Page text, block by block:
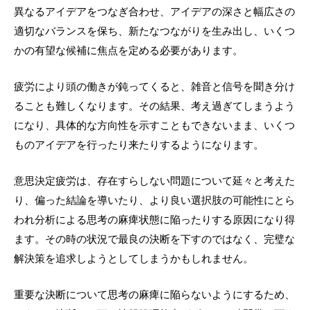
異なるアイデアをつなぎ合わせ、アイデアの深さと幅広さの
適切なバランスを保ち、新たなつながりを生み出し、いくつ
かの有望な候補に焦点を定める必要があります。
疲労により頭の働きが鈍ってくると、雑音と信号を聞き分け
ることも難しくなります。その結果、考え過ぎてしまうよう
になり、具体的な方向性を示すこともできないまま、いくつ
ものアイデアを行ったり来たりするようになります。
意思決定疲労は、存在すらしない問題について延々と考えた
り、偏った結論を導いたり、より良い選択肢の可能性にとら
われ分析による思考の麻痺状態に陥ったりする原因になり得
ます。その時の状況で最良の決断を下すのではなく、完璧な
解決策を追求しようとしてしまうかもしれません。
重要な決断について思考の麻痺に陥らないようにするため、